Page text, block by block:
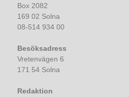
Box 2082
169 02 Solna
08-514 934 00
Besöksadress
Vretenvägen 6
171 54 Solna
Redaktion